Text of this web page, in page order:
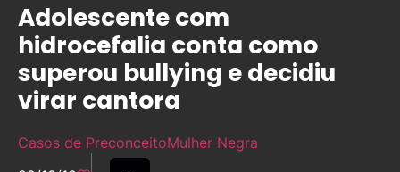
Adolescente com
hidrocefalia conta como
superou bullying e decidiu
virar cantora
Casos de PreconceitoMulher Negra